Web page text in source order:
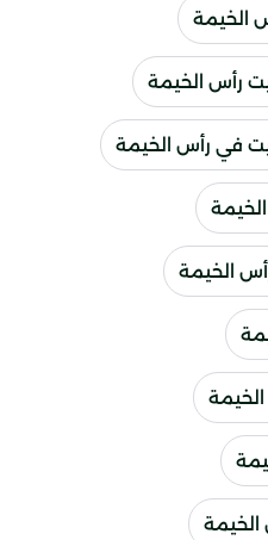
الخيمة
رأس الخيمة
في رأس الخيمة
الخيمة